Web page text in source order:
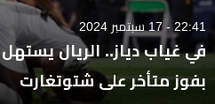
22:41 - 17 سبتمبر 2024
في غياب دياز.. الريال
بفوز متأخر على شتوتغارت